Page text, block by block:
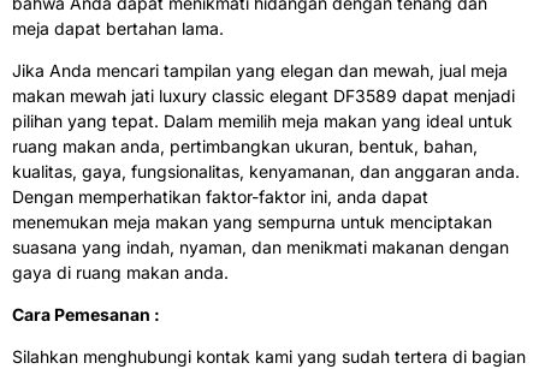
meja dapat bertahan lama.
Jika Anda mencari tampilan yang elegan dan mewah, jual meja
makan mewah jati luxury classic elegant DF3589 dapat menjadi
pilihan yang tepat. Dalam memilih meja makan yang ideal untuk
ruang makan anda, pertimbangkan ukuran, bentuk, bahan,
kualitas, gaya, fungsionalitas, kenyamanan, dan anggaran anda.
Dengan memperhatikan faktor-faktor ini, anda dapat
menemukan meja makan yang sempurna untuk menciptakan
suasana yang indah, nyaman, dan menikmati makanan dengan
gaya di ruang makan anda.
Cara Pemesanan :
Silahkan menghubungi kontak kami yang sudah tertera di bagian